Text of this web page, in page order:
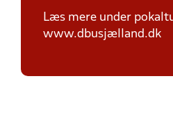
Læs mere under
www.dbusjælland.dk